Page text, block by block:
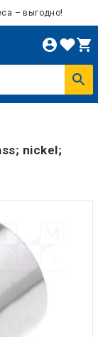
– выгодно!
nickel;